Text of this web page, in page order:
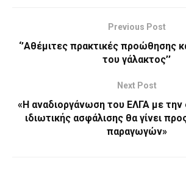
Previous Post
‘’Αθέμιτες πρακτικές προώθησης
του γάλακτος’’
Next Post
«Η αναδιοργάνωση του ΕΛΓΑ με
ιδιωτικής ασφάλισης θα γίνει
παραγωγών»